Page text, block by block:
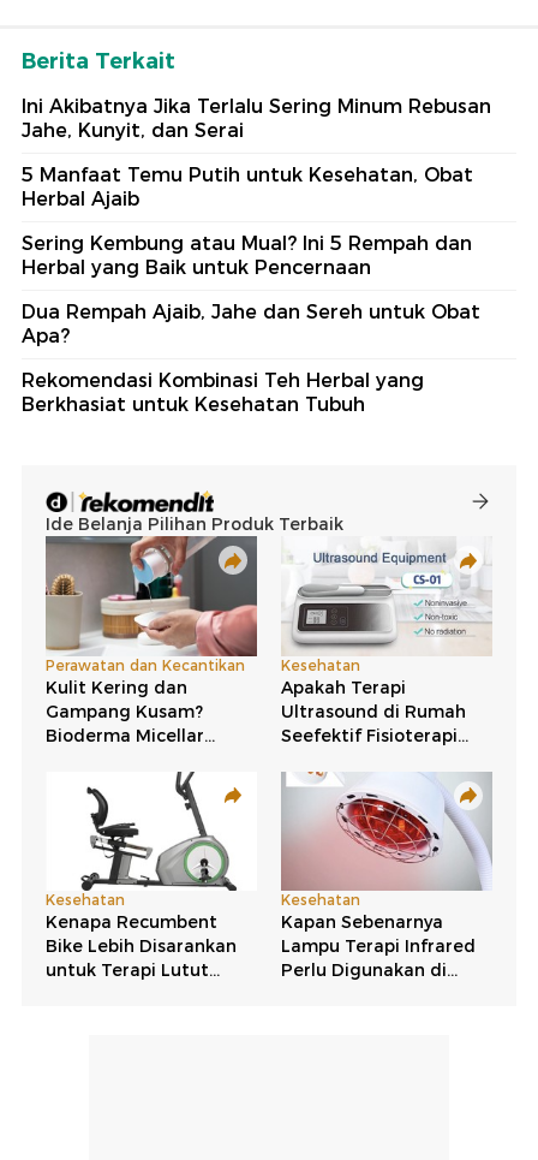
Berita Terkait
Ini Akibatnya Jika Terlalu Sering Minum Rebusan
Jahe, Kunyit, dan Serai
5 Manfaat Temu Putih untuk Kesehatan, Obat
Herbal Ajaib
Sering Kembung atau Mual? Ini 5 Rempah dan
Herbal yang Baik untuk Pencernaan
Dua Rempah Ajaib, Jahe dan Sereh untuk Obat
Apa?
Rekomendasi Kombinasi Teh Herbal yang
Berkhasiat untuk Kesehatan Tubuh